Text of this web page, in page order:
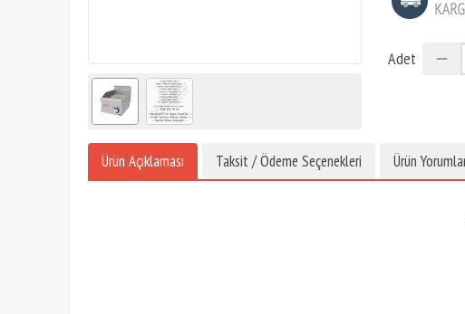
Adet
Ürün Açıklaması Taksit / Ödeme Seçenekleri Ürün